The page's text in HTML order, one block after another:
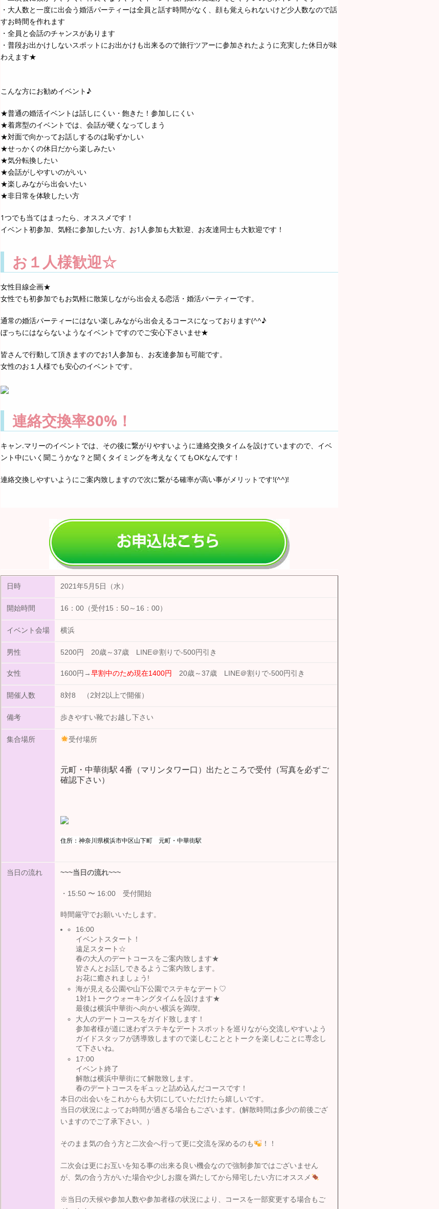
・大人数と一度に出会う婚活パーティーは全員と話す時間がなく、顔も覚えられないけど少人数なので話
すお時間を作れます
・全員と会話のチャンスがあります
・普段お出かけしないスポットにお出かけも出来るので旅行ツアーに参加されたように充実した休日が味
わえます★
こんな方にお勧めイベント♪
★普通の婚活イベントは話しにくい・飽きた！参加しにくい
★着席型のイベントでは、会話が硬くなってしまう
★対面で向かってお話しするのは恥ずかしい
★せっかくの休日だから楽しみたい
★気分転換したい
★会話がしやすいのがいい
★楽しみながら出会いたい
★非日常を体験したい方
1つでも当てはまったら、オススメです！
イベント初参加、気軽に参加したい方、お1人参加も大歓迎、お友達同士も大歓迎です！
お１人様歓迎☆
女性目線企画★
女性でも初参加でもお気軽に散策しながら出会える恋活・婚活パーティーです。
通常の婚活パーティーにはない楽しみながら出会えるコースになっております(^^♪
ぼっちにはならないようなイベントですのでご安心下さいませ★
皆さんで行動して頂きますのでお1人参加も、お友達参加も可能です。
女性のお１人様でも安心のイベントです。
連絡交換率80%！
キャン.マリーのイベントでは、その後に繋がりやすいように連絡交換タイムを設けていますので、イベ
ント中にいく聞こうかな？と聞くタイミングを考えなくてもOKなんです！
連絡交換しやすいようにご案内致しますので次に繋がる確率が高い事がメリットです!(^^)!
日時 2021年5月5日（水）
開始時間 16：00（受付15：50～16：00）
イベント会場 横浜
男性 5200円 20歳～37歳 LINE＠割りで-500円引き
女性 1600円→ 早割中のため現在1400円 20歳～37歳 LINE＠割りで-500円引き
開催人数 8対8 （2対2以上で開催）
備考 歩きやすい靴でお越し下さい
集合場所 受付場所
元町・中華街駅 4番（マリンタワー口）出たところで受付（写真を必ずご
確認下さい）
住所：神奈川県横浜市中区山下町 元町・中華街駅
当日の流れ ~~~当日の流れ~~~
・15:50 〜 16:00 受付開始
時間厳守でお願いいたします。
16:00
イベントスタート！
遠足スタート☆
春の大人のデートコースをご案内致します★
皆さんとお話しできるようご案内致します。
お花に癒されましょう!
海が見える公園や山下公園でステキなデート♡
1対1トークウォーキングタイムを設けます★
最後は横浜中華街へ向かい横浜を満喫。
大人のデートコースをガイド致します！
参加者様が道に迷わずステキなデートスポットを巡りながら交流しやすいよう
ガイドスタッフが誘導致しますので楽しむこととトークを楽しむことに専念し
て下さいね。
17:00
イベント終了
解散は横浜中華街にて解散致します。
春のデートコースをギュッと詰め込んだコースです！
本日の出会いをこれからも大切にしていただけたら嬉しいです。
当日の状況によってお時間が過ぎる場合もございます。(解散時間は多少の前後ござ
いますのでご了承下さい。）
そのまま気の合う方と二次会へ行って更に交流を深めるのも ！！
二次会は更にお互いを知る事の出来る良い機会なので強制参加ではございません
が、気の合う方がいた場合や少しお腹を満たしてから帰宅したい方にオススメ
※当日の天候や参加人数や参加者様の状況により、コースを一部変更する場合もご